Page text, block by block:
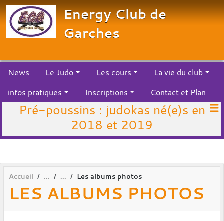
Energy Club de
Garches
News Le Judo Les cours
La vie du club
infos pratiques
Inscriptions Contact et Plan
Pré-poussins : judokas né(e)s en
2018 et 2019
Accueil Les albums photos
LES ALBUMS PHOTOS
Panneau de gestion des cookies